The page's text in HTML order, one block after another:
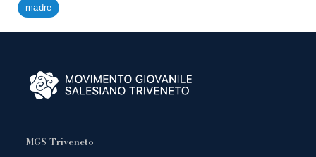
madre
MGS Triveneto